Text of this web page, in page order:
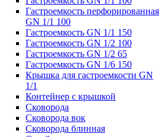
Гастроемкость перфорированная
GN 1/1 100
Гастроемкость GN 1/1 150
Гастроемкость GN 1/2 100
Гастроемкость GN 1/2 65
Гастроемкость GN 1/6 150
Крышка для гастроемкости GN
1/1
Контейнер с крышкой
Сковорода
Сковорода вок
Сковорода блинная